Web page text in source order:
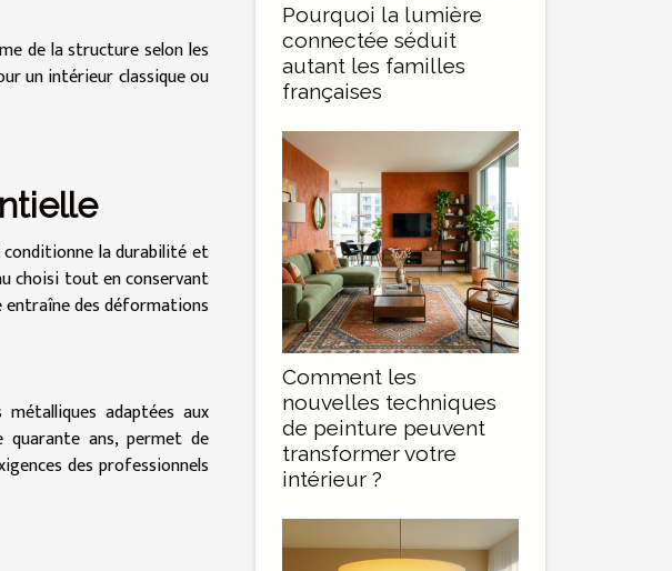
de la structure selon les
un intérieur classique ou
la durabilité et
choisi tout en conservant
des déformations
adaptées aux
quarante ans, permet de
des professionnels
Pourquoi la lumière
connectée séduit
autant les familles
françaises
Comment les
nouvelles techniques
de peinture peuvent
transformer votre
intérieur ?